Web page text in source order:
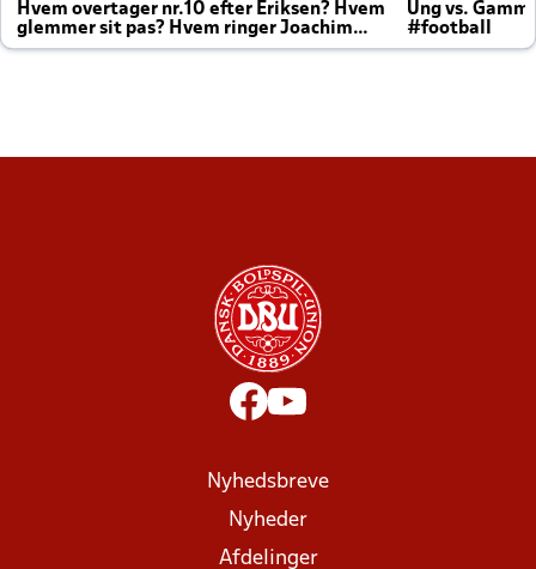
Hvem overtager nr.10 efter Eriksen? Hvem
glemmer sit pas? Hvem ringer Joachim
altid til efter kampe?
Ung vs.
#football
Nyhedsbreve
Nyheder
Afdelinger